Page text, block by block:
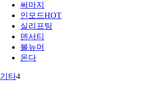
써마지
인모드HOT
실리프팅
덴서티
볼뉴머
온다
기타4